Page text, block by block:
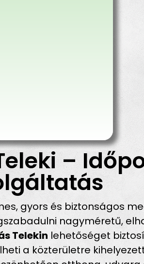
–
gyors és biztonságos
nagyméretű,
Telekin lehetőséget
a közterületre